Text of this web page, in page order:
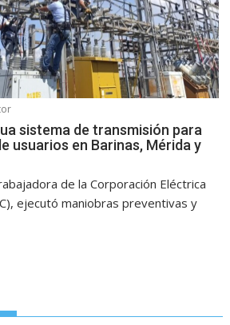
sistema de transmisión para
usuarios en Barinas, Mérida y
de la Corporación Eléctrica
ejecutó maniobras preventivas y